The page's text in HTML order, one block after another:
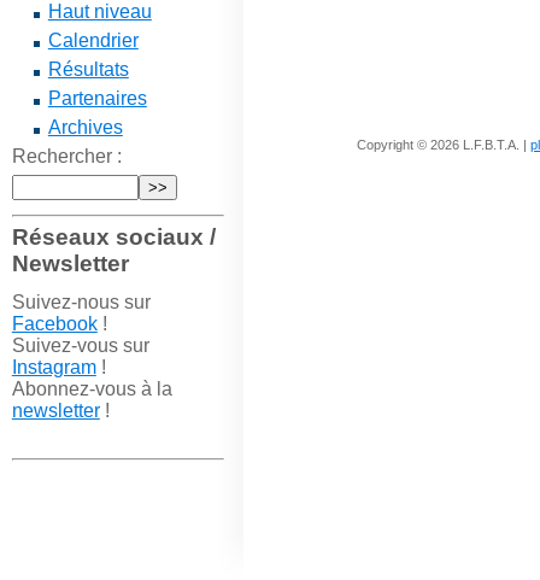
Haut niveau
Calendrier
Résultats
Partenaires
Archives
Rechercher :
Réseaux sociaux /
Newsletter
Suivez-nous sur
Facebook!
Suivez-vous sur
Instagram!
Abonnez-vous à la
newsletter!
Copyright © 2026 L.F.B.T.A. |